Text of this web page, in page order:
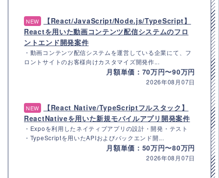
NEW
【React/JavaScript/Node.js/TypeScript】
Reactを用いた動画コンテンツ配信システムのフロ
ントエンド開発案件
・動画コンテンツ配信システムを運営している企業にて、フ
ロントサイトのお客様向けカスタマイズ開発作...
月額単価：70万円〜90万円
2026年08月07日
NEW
【React Native/TypeScriptフルスタック】
ReactNativeを用いた新規モバイルアプリ開発案件
・Expoを利用したネイティブアプリの設計・開発・テスト
・TypeScriptを用いたAPIおよびバックエンド開...
月額単価：50万円〜80万円
2026年08月07日